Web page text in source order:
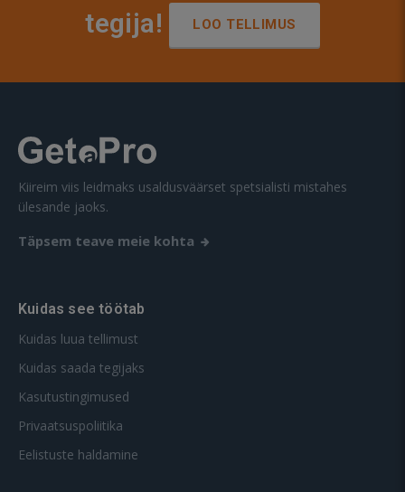
tegija!
LOO TELLIMUS
Kiireim viis leidmaks usaldusväärset spetsialisti mistahes
ülesande jaoks.
Täpsem teave meie kohta
Kuidas see töötab
Kuidas luua tellimust
Kuidas saada tegijaks
Kasutustingimused
Privaatsuspoliitika
Eelistuste haldamine